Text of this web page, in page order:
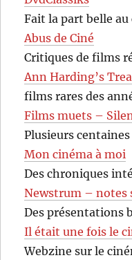
Fait la part belle au
Abus de Ciné
Critiques de films
Ann Harding’s
films rares des
Films muets –
Plusieurs
Mon cinéma à moi
Des chroniques
Newstrum – notes
Des présentations
Il était une fois le
Webzine sur le